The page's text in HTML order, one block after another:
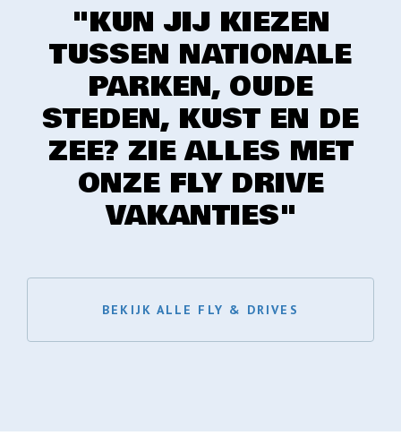
"KUN JIJ KIEZEN
TUSSEN NATIONALE
PARKEN, OUDE
STEDEN, KUST EN DE
ZEE? ZIE ALLES MET
ONZE FLY DRIVE
VAKANTIES"
BEKIJK ALLE FLY & DRIVES